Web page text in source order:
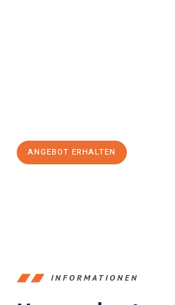
ANGEBOT ERHALTEN
INFORMATIONEN